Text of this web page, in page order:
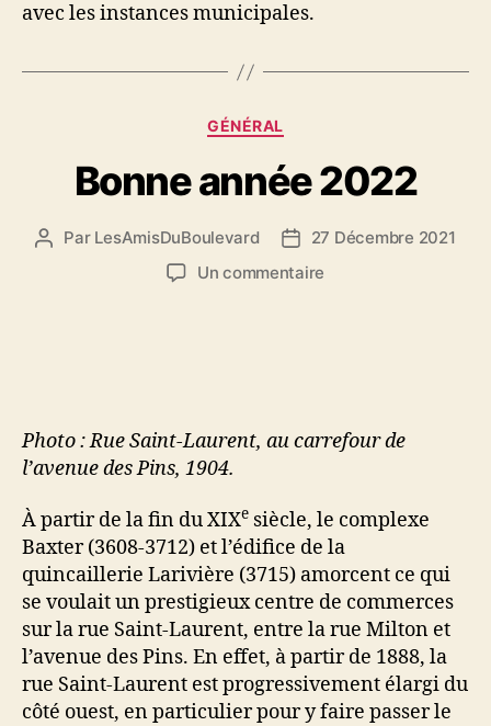
avec les instances municipales.
Catégories
GÉNÉRAL
Bonne année 2022
Auteur
Par LesAmisDuBoulevard
Date
de
27 Décembre 2021
Un commentaire
Photo : Rue Saint-Laurent, au carrefour de
l’avenue des Pins, 1904.
À partir de la fin du XIXe siècle, le complexe
Baxter (3608-3712) et l’édifice de la
quincaillerie Larivière (3715) amorcent ce qui
se voulait un prestigieux centre de commerces
sur la rue Saint-Laurent, entre la rue Milton et
l’avenue des Pins. En effet, à partir de 1888, la
rue Saint-Laurent est progressivement élargi du
côté ouest, en particulier pour y faire passer le